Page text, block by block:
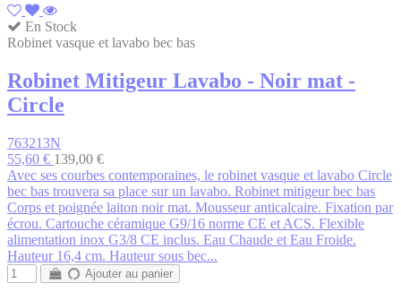
En Stock
Robinet vasque et lavabo bec bas
Robinet Mitigeur Lavabo - Noir mat -
Circle
763213N
55,60 € 139,00 €
Avec ses courbes contemporaines, le robinet vasque et lavabo Circle
bec bas trouvera sa place sur un lavabo. Robinet mitigeur bec bas
Corps et poignée laiton noir mat. Mousseur anticalcaire. Fixation par
écrou. Cartouche céramique G9/16 norme CE et ACS. Flexible
alimentation inox G3/8 CE inclus. Eau Chaude et Eau Froide.
Hauteur 16,4 cm. Hauteur sous bec...
Ajouter au panier